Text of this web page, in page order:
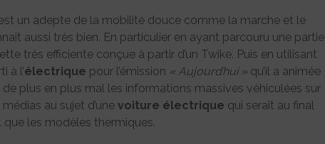
un adepte de la mobilité douce comme la marche et le
aussi très bien. En particulier en ayant parcouru une partie
très efficiente conçue à partir d’un Twike. Puis en utilisant
à l’électrique pour l’émission « Aujourd’hui » qu’il a animée
de plus en plus mal les informations massives véhiculées sur
au sujet d’une voiture électrique qui serait au final
que les modèles thermiques.